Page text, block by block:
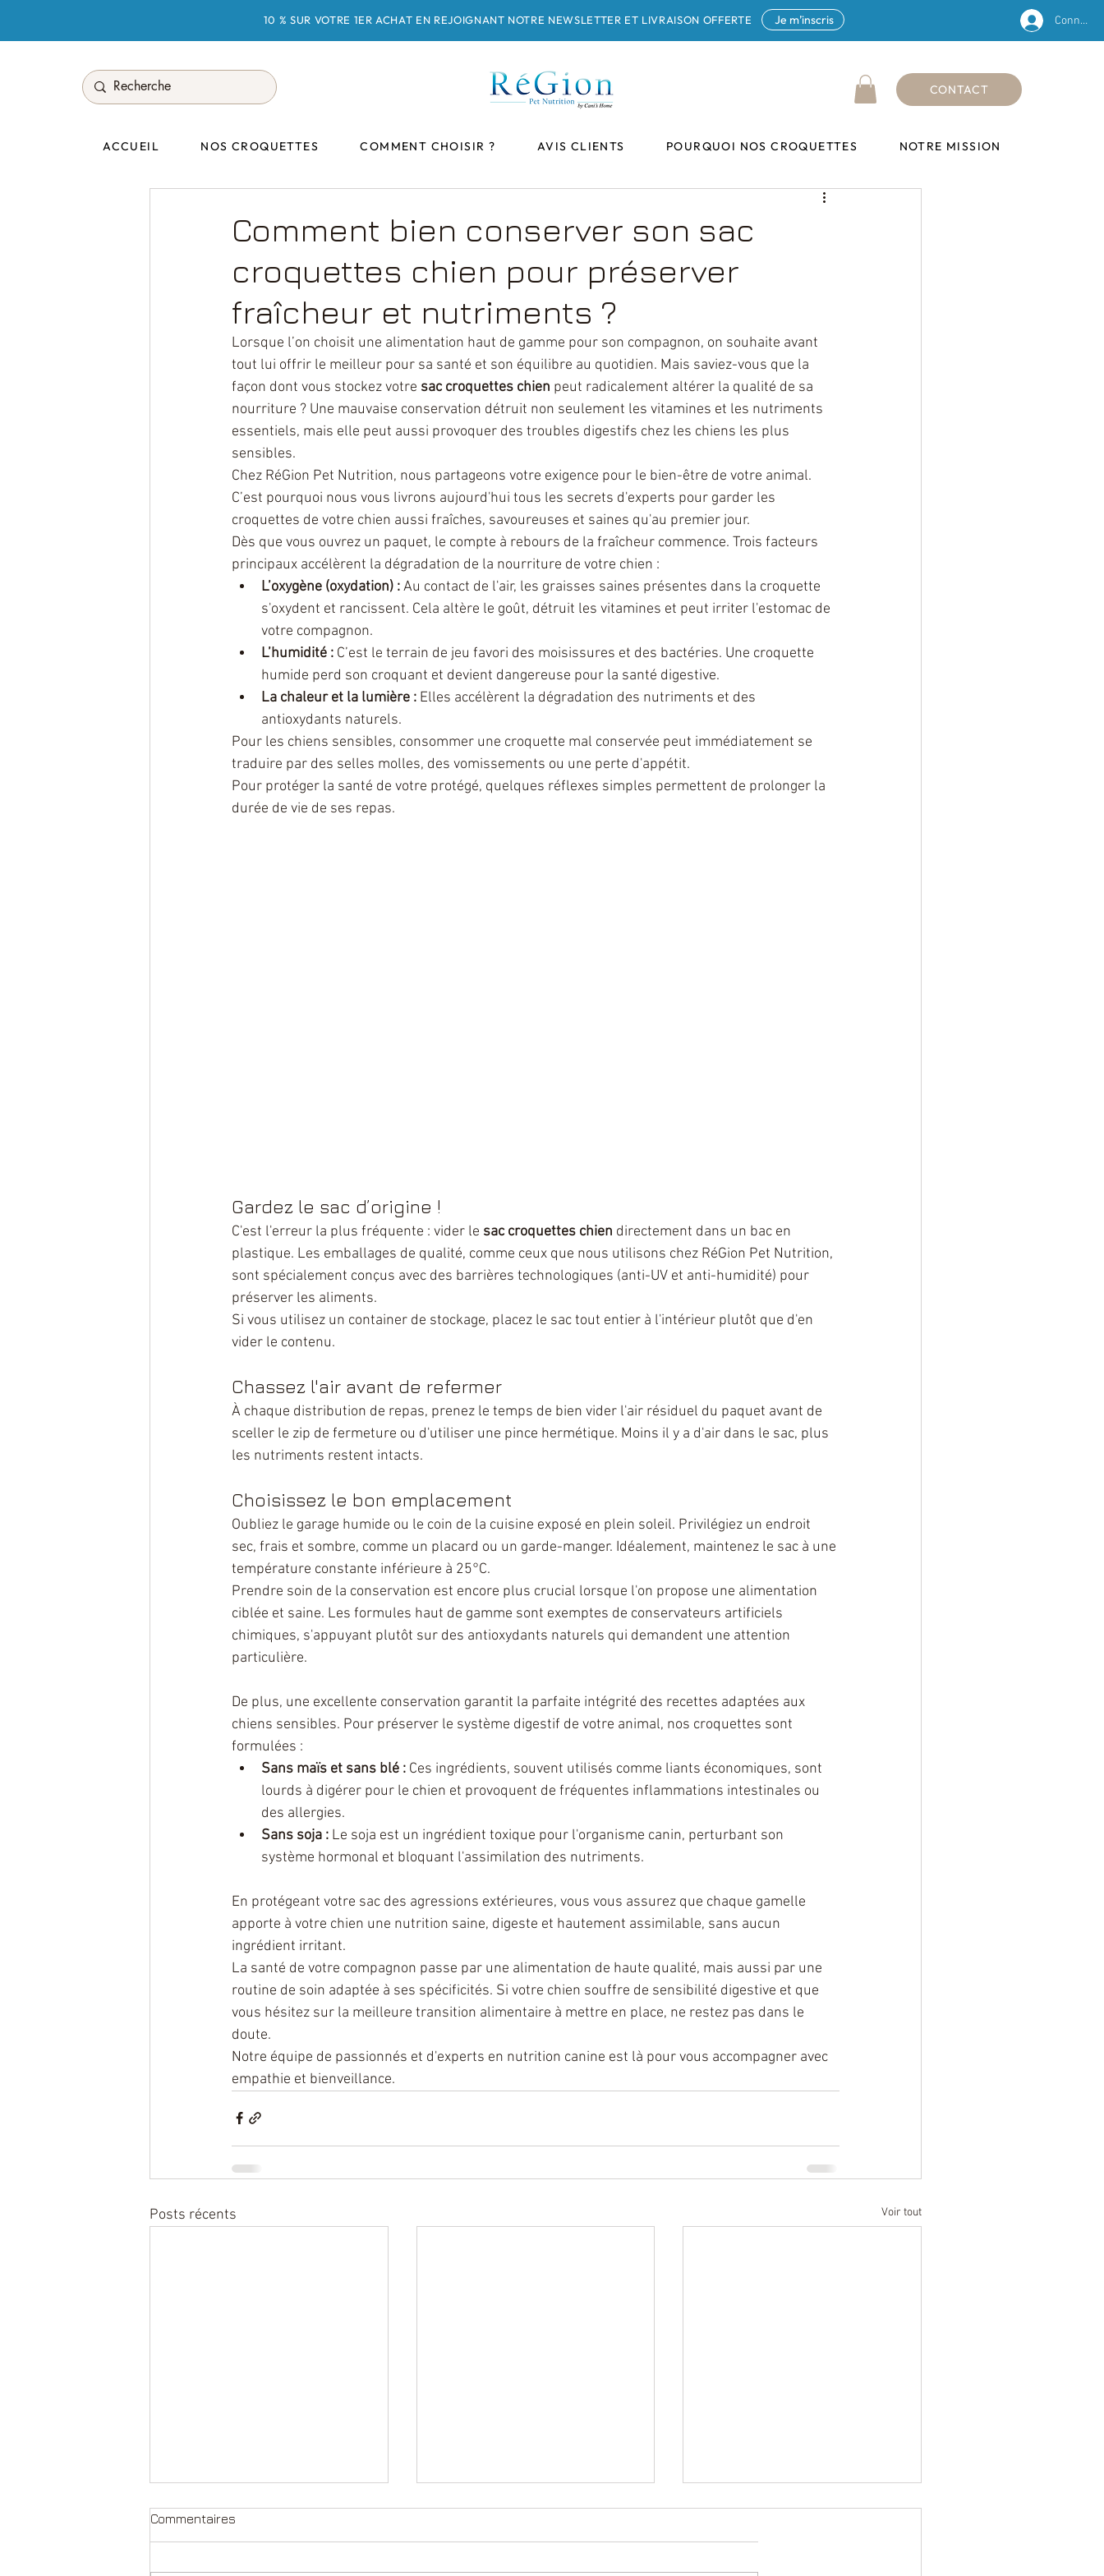
10 % SUR VOTRE 1ER ACHAT EN REJOIGNANT NOTRE NEWSLETTER ET LIVRAISON OFFERTE Je m’inscris
CONTACT
ACCUEIL NOS CROQUETTES COMMENT CHOISIR ? AVIS CLIENTS POURQUOI NOS CROQUETTES NOTRE MISSION
Comment bien conserver son sac
croquettes chien pour préserver
fraîcheur et nutriments ?
Lorsque l’on choisit une alimentation haut de gamme pour son compagnon, on souhaite avant
tout lui offrir le meilleur pour sa santé et son équilibre au quotidien. Mais saviez-vous que la
façon dont vous stockez votre sac croquettes chien peut radicalement altérer la qualité de sa
nourriture ? Une mauvaise conservation détruit non seulement les vitamines et les nutriments
essentiels, mais elle peut aussi provoquer des troubles digestifs chez les chiens les plus
sensibles.
Chez RéGion Pet Nutrition, nous partageons votre exigence pour le bien-être de votre animal.
C’est pourquoi nous vous livrons aujourd'hui tous les secrets d'experts pour garder les
croquettes de votre chien aussi fraîches, savoureuses et saines qu'au premier jour.
Dès que vous ouvrez un paquet, le compte à rebours de la fraîcheur commence. Trois facteurs
principaux accélèrent la dégradation de la nourriture de votre chien :
L’oxygène (oxydation) : Au contact de l'air, les graisses saines présentes dans la croquette
s'oxydent et rancissent. Cela altère le goût, détruit les vitamines et peut irriter l'estomac de
votre compagnon.
L’humidité : C’est le terrain de jeu favori des moisissures et des bactéries. Une croquette
humide perd son croquant et devient dangereuse pour la santé digestive.
La chaleur et la lumière : Elles accélèrent la dégradation des nutriments et des
antioxydants naturels.
Pour les chiens sensibles, consommer une croquette mal conservée peut immédiatement se
traduire par des selles molles, des vomissements ou une perte d'appétit.
Pour protéger la santé de votre protégé, quelques réflexes simples permettent de prolonger la
durée de vie de ses repas.
Gardez le sac d’origine !
C'est l'erreur la plus fréquente : vider le sac croquettes chien directement dans un bac en
plastique. Les emballages de qualité, comme ceux que nous utilisons chez RéGion Pet Nutrition,
sont spécialement conçus avec des barrières technologiques (anti-UV et anti-humidité) pour
préserver les aliments.
Si vous utilisez un container de stockage, placez le sac tout entier à l'intérieur plutôt que d'en
vider le contenu.
Chassez l'air avant de refermer
À chaque distribution de repas, prenez le temps de bien vider l'air résiduel du paquet avant de
sceller le zip de fermeture ou d'utiliser une pince hermétique. Moins il y a d'air dans le sac, plus
les nutriments restent intacts.
Choisissez le bon emplacement
Oubliez le garage humide ou le coin de la cuisine exposé en plein soleil. Privilégiez un endroit
sec, frais et sombre, comme un placard ou un garde-manger. Idéalement, maintenez le sac à une
température constante inférieure à 25°C.
Prendre soin de la conservation est encore plus crucial lorsque l'on propose une alimentation
ciblée et saine. Les formules haut de gamme sont exemptes de conservateurs artificiels
chimiques, s'appuyant plutôt sur des antioxydants naturels qui demandent une attention
particulière.
De plus, une excellente conservation garantit la parfaite intégrité des recettes adaptées aux
chiens sensibles. Pour préserver le système digestif de votre animal, nos croquettes sont
formulées :
Sans maïs et sans blé : Ces ingrédients, souvent utilisés comme liants économiques, sont
lourds à digérer pour le chien et provoquent de fréquentes inflammations intestinales ou
des allergies.
Sans soja : Le soja est un ingrédient toxique pour l'organisme canin, perturbant son
système hormonal et bloquant l'assimilation des nutriments.
En protégeant votre sac des agressions extérieures, vous vous assurez que chaque gamelle
apporte à votre chien une nutrition saine, digeste et hautement assimilable, sans aucun
ingrédient irritant.
La santé de votre compagnon passe par une alimentation de haute qualité, mais aussi par une
routine de soin adaptée à ses spécificités. Si votre chien souffre de sensibilité digestive et que
vous hésitez sur la meilleure transition alimentaire à mettre en place, ne restez pas dans le
doute.
Notre équipe de passionnés et d'experts en nutrition canine est là pour vous accompagner avec
empathie et bienveillance.
Posts récents Voir tout
Commentaires